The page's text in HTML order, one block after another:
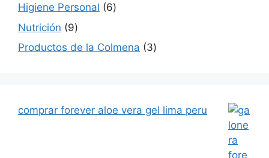
Higiene Personal 66
Nutrición 99
productos
Productos de la Colmena 33
comprar forever aloe vera gel lima peru